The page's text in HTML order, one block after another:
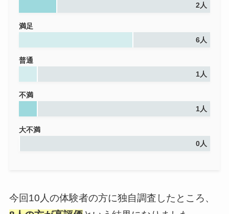
2人
満足
6人
普通
1人
不満
1人
大不満
0人
今回10人の体験者の方に独自調査したところ、